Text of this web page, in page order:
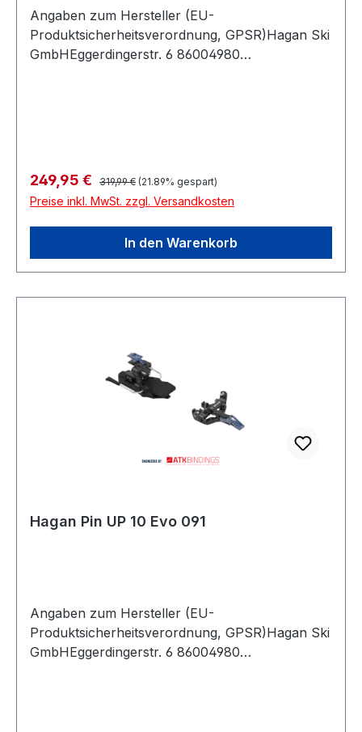
Angaben zum Hersteller (EU-
Produktsicherheitsverordnung, GPSR)Hagan Ski
GmbHEggerdingerstr. 6 86004980
Verkaufspreis:
249,95 € Regulärer Preis:
319,99 € (21.89% gespart)
Preise inkl. MwSt. zzgl. Versandkosten
In den Warenkorb
Hagan Pin UP 10 Evo 091
Angaben zum Hersteller (EU-
Produktsicherheitsverordnung, GPSR)Hagan Ski
GmbHEggerdingerstr. 6 86004980